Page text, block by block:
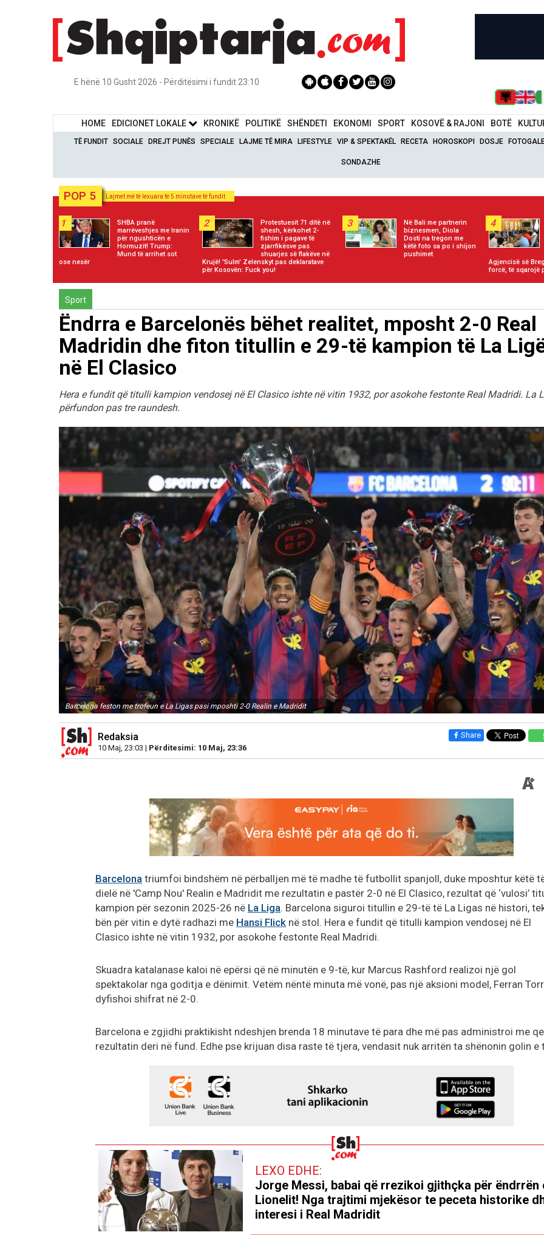
E hënë 10 Gusht 2026 - Përditësimi i fundit 23:10
HOME EDICIONET LOKALE KRONIKË POLITIKË SHËNDETI EKONOMI SPORT KOSOVË & RAJONI BOTË
TË FUNDIT SOCIALE DREJT PUNËS SPECIALE LAJME TË MIRA LIFESTYLE VIP & SPEKTAKËL RECETA HOROSKOPI DOSJE
SONDAZHE
POP 5 Lajmet më të lexuara të 5 minutave të fundit
1
SHBA pranë
marrëveshjes me Iranin
për ngushticën e
Hormuzit! Trump:
Mund të arrihet sot
ose nesër
2
Protestuesit 71 ditë në
shesh, kërkohet 2-
fishim i pagave të
zjarrfikësve pas
shuarjes së flakëve në
Krujë! 'Sulm' Zelenskyt pas deklaratave
për Kosovën: Fuck you!
3
Në Bali me partnerin
biznesmen, Diola
Dosti na tregon me
këtë foto sa po i shijon
pushimet
4
Agjencisë së
forcë, të sqarojë
Sport
Ëndrra e Barcelonës bëhet realitet, mposht 2-0 Real
Madridin dhe fiton titullin e 29-të kampion të La
në El Clasico
Hera e fundit që titulli kampion vendosej në El Clasico ishte në vitin 1932, por asokohe festonte Real Madridi. La
përfundon pas tre raundesh.
Barcelona feston me trofeun e La Ligas pasi mposhti 2-0 Realin e Madridit
Redaksia
10 Maj, 23:03 | Përditesimi: 10 Maj, 23:36
Share
Barcelona triumfoi bindshëm në përballjen më të madhe të futbollit spanjoll, duke mposhtur këtë
dielë në 'Camp Nou' Realin e Madridit me rezultatin e pastër 2-0 në El Clasico, rezultat që ‘vulosi’
kampion për sezonin 2025-26 në La Liga. Barcelona siguroi titullin e 29-të të La Ligas në histori,
bën për vitin e dytë radhazi me Hansi Flick në stol. Hera e fundit që titulli kampion vendosej në El
Clasico ishte në vitin 1932, por asokohe festonte Real Madridi.
Skuadra katalanase kaloi në epërsi që në minutën e 9-të, kur Marcus Rashford realizoi një gol
spektakolar nga goditja e dënimit. Vetëm nëntë minuta më vonë, pas një aksioni model, Ferran
dyfishoi shifrat në 2-0.
Barcelona e zgjidhi praktikisht ndeshjen brenda 18 minutave të para dhe më pas administroi me
rezultatin deri në fund. Edhe pse krijuan disa raste të tjera, vendasit nuk arritën ta shënonin golin e
LEXO EDHE:
Jorge Messi, babai që rrezikoi gjithçka për ëndrrën
Lionelit! Nga trajtimi mjekësor te peceta historike
interesi i Real Madridit